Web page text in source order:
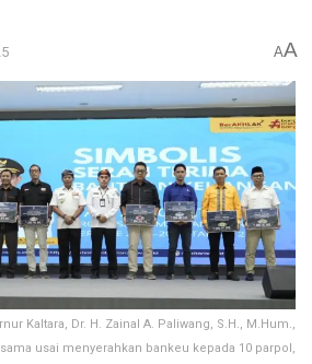
AA
Kaltara, Dr. H. Zainal A. Paliwang, S.H., M.Hum.,
usai menyerahkan bankeu kepada 10 parpol,